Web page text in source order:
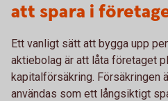
att spara i
Ett vanligt sätt att bygga upp
aktiebolag är att låta företaget
kapitalförsäkring. Försäkringen
användas som ett långsiktigt